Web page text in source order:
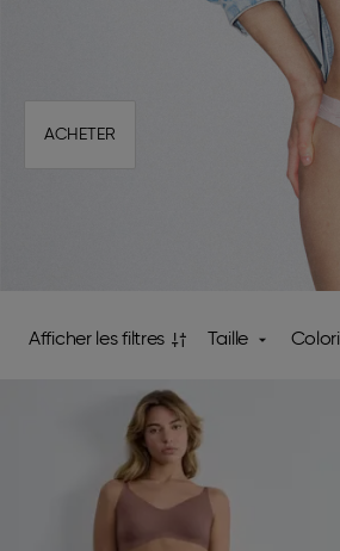
ACHETER
Afficher les filtres Taille